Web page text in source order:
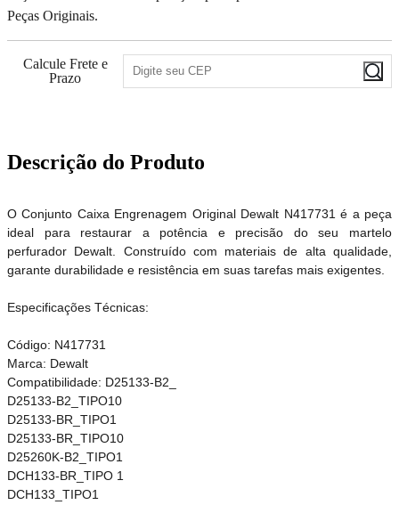
Peças Originais.
Calcule Frete e
Prazo
Descrição do Produto
O Conjunto Caixa Engrenagem Original Dewalt N417731 é a peça
ideal para restaurar a potência e precisão do seu martelo
perfurador Dewalt. Construído com materiais de alta qualidade,
garante durabilidade e resistência em suas tarefas mais exigentes.
Especificações Técnicas:
Código: N417731
Marca: Dewalt
Compatibilidade: D25133-B2_
D25133-B2_TIPO10
D25133-BR_TIPO1
D25133-BR_TIPO10
D25260K-B2_TIPO1
DCH133-BR_TIPO 1
DCH133_TIPO1